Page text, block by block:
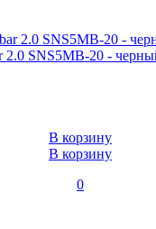
2.0 SNS5MB-20 -
В корзину
В корзину
0